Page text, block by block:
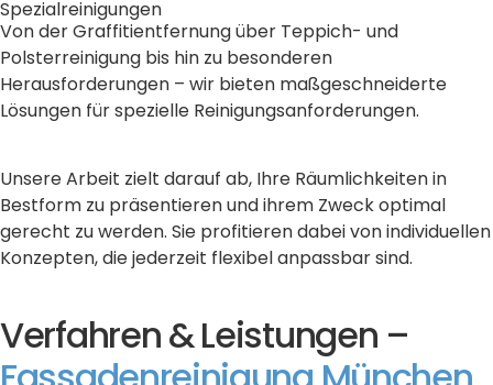
Spezialreinigungen
Von der Graffitientfernung über Teppich- und
Polsterreinigung bis hin zu besonderen
Herausforderungen – wir bieten maßgeschneiderte
Lösungen für spezielle Reinigungsanforderungen.
Unsere Arbeit zielt darauf ab, Ihre Räumlichkeiten in
Bestform zu präsentieren und ihrem Zweck optimal
gerecht zu werden. Sie profitieren dabei von individuellen
Konzepten, die jederzeit flexibel anpassbar sind.
Verfahren & Leistungen –